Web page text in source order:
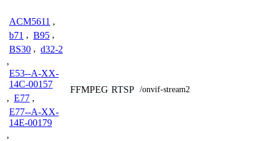
ACM5611 ,
b71 , B95 ,
BS30 , d32-2
,
E53--A-XX-
14C-00157
, E77 ,
E77--A-XX-
14E-00179
,
FFMPEG RTSP /onvif-stream2